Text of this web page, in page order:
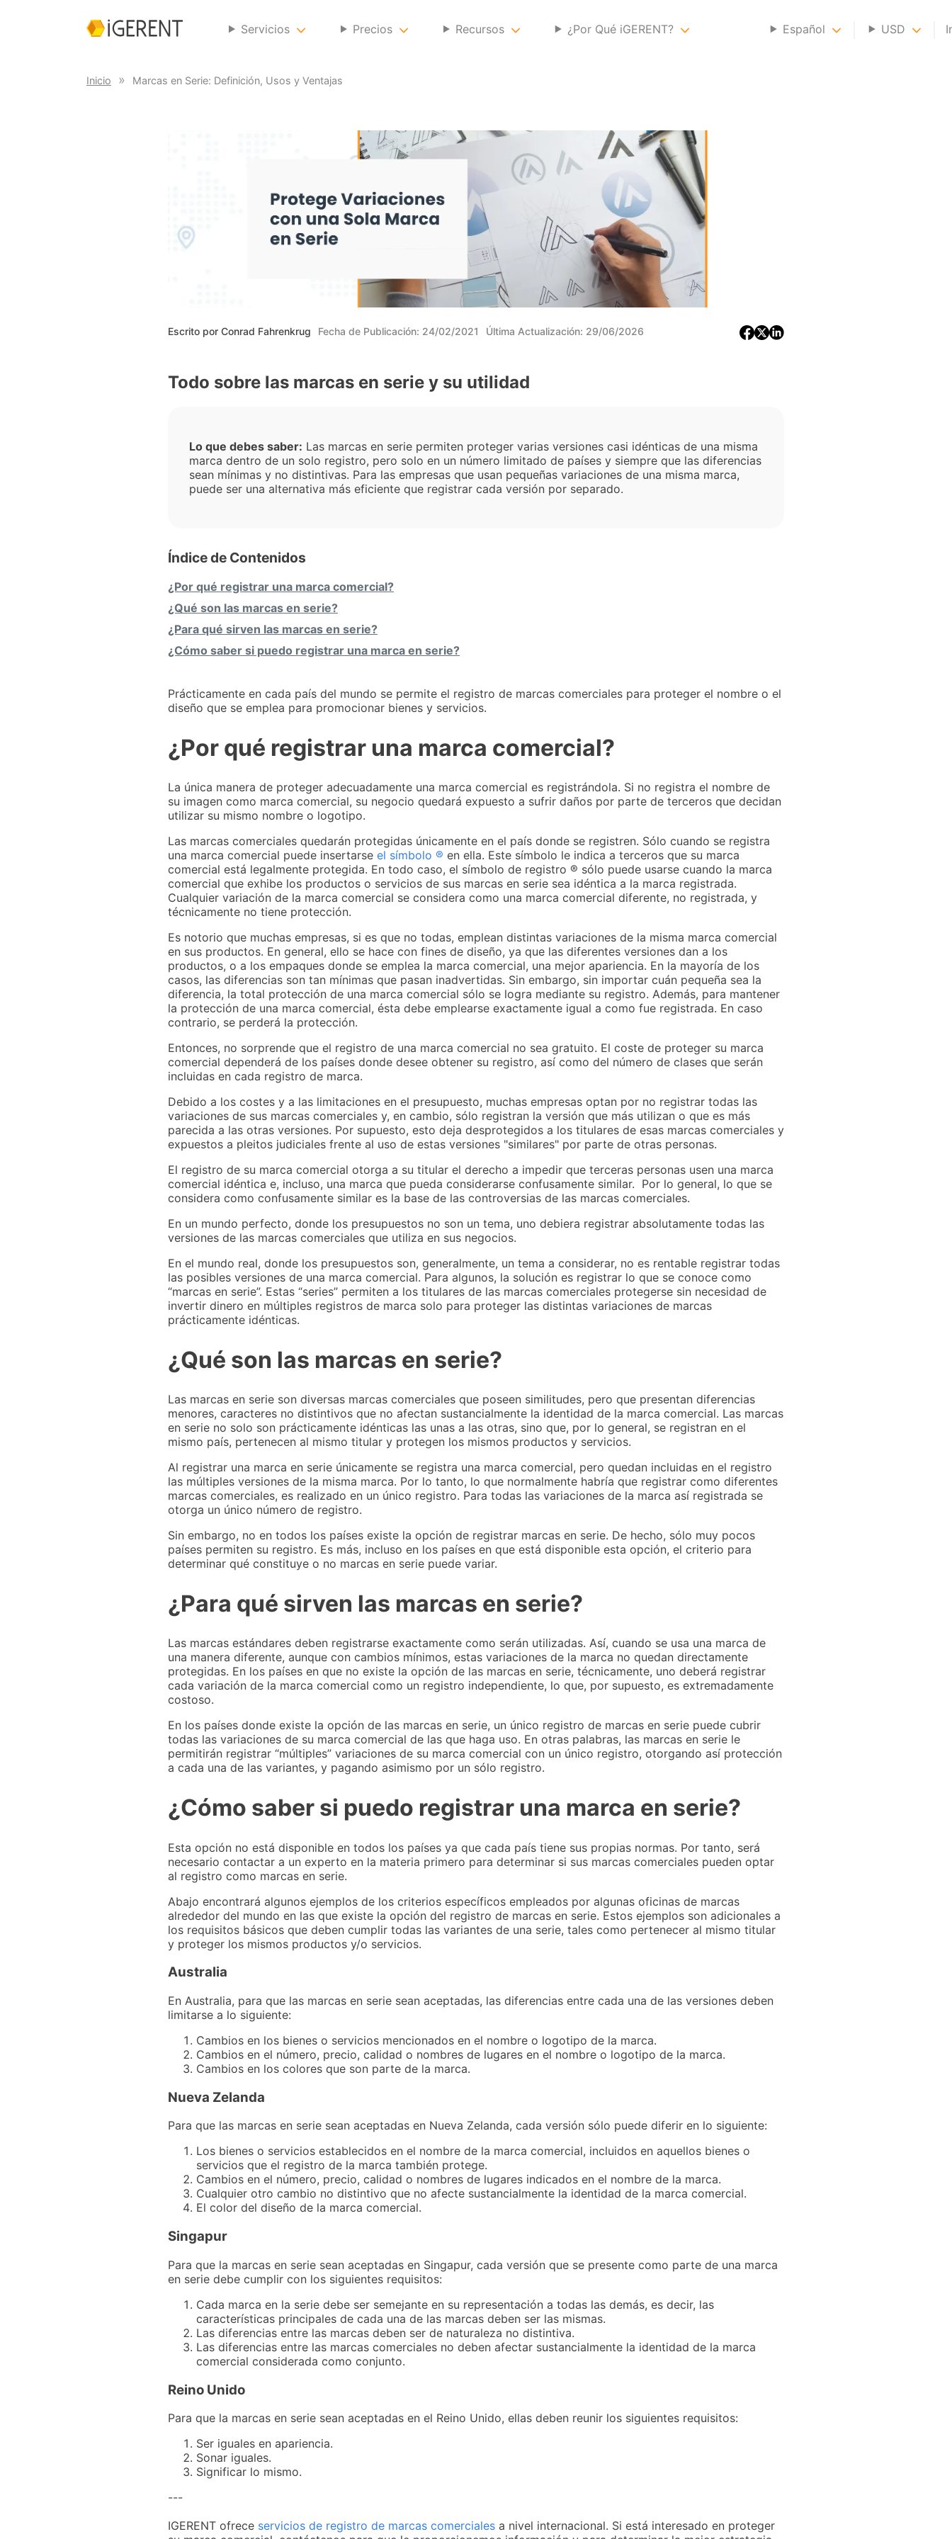
Servicios Precios Recursos ¿Por Qué iGERENT? Español USD
Inicio Marcas en Serie: Definición, Usos y Ventajas
Escrito por Conrad Fahrenkrug Fecha de Publicación: 24/02/2021 Última Actualización: 29/06/2026
Todo sobre las marcas en serie y su utilidad
Lo que debes saber: Las marcas en serie permiten proteger varias versiones casi idénticas de una misma
marca dentro de un solo registro, pero solo en un número limitado de países y siempre que las diferencias
sean mínimas y no distintivas. Para las empresas que usan pequeñas variaciones de una misma marca,
puede ser una alternativa más eficiente que registrar cada versión por separado.
Índice de Contenidos
¿Por qué registrar una marca comercial?
¿Qué son las marcas en serie?
¿Para qué sirven las marcas en serie?
¿Cómo saber si puedo registrar una marca en serie?
Prácticamente en cada país del mundo se permite el registro de marcas comerciales para proteger el nombre o el
diseño que se emplea para promocionar bienes y servicios.
¿Por qué registrar una marca comercial?
La única manera de proteger adecuadamente una marca comercial es registrándola. Si no registra el nombre de
su imagen como marca comercial, su negocio quedará expuesto a sufrir daños por parte de terceros que decidan
utilizar su mismo nombre o logotipo.
Las marcas comerciales quedarán protegidas únicamente en el país donde se registren. Sólo cuando se registra
una marca comercial puede insertarse el símbolo ® en ella. Este símbolo le indica a terceros que su marca
comercial está legalmente protegida. En todo caso, el símbolo de registro ® sólo puede usarse cuando la marca
comercial que exhibe los productos o servicios de sus marcas en serie sea idéntica a la marca registrada.
Cualquier variación de la marca comercial se considera como una marca comercial diferente, no registrada, y
técnicamente no tiene protección.
Es notorio que muchas empresas, si es que no todas, emplean distintas variaciones de la misma marca comercial
en sus productos. En general, ello se hace con fines de diseño, ya que las diferentes versiones dan a los
productos, o a los empaques donde se emplea la marca comercial, una mejor apariencia. En la mayoría de los
casos, las diferencias son tan mínimas que pasan inadvertidas. Sin embargo, sin importar cuán pequeña sea la
diferencia, la total protección de una marca comercial sólo se logra mediante su registro. Además, para mantener
la protección de una marca comercial, ésta debe emplearse exactamente igual a como fue registrada. En caso
contrario, se perderá la protección.
Entonces, no sorprende que el registro de una marca comercial no sea gratuito. El coste de proteger su marca
comercial dependerá de los países donde desee obtener su registro, así como del número de clases que serán
incluidas en cada registro de marca.
Debido a los costes y a las limitaciones en el presupuesto, muchas empresas optan por no registrar todas las
variaciones de sus marcas comerciales y, en cambio, sólo registran la versión que más utilizan o que es más
parecida a las otras versiones. Por supuesto, esto deja desprotegidos a los titulares de esas marcas comerciales y
expuestos a pleitos judiciales frente al uso de estas versiones "similares" por parte de otras personas.
El registro de su marca comercial otorga a su titular el derecho a impedir que terceras personas usen una marca
comercial idéntica e, incluso, una marca que pueda considerarse confusamente similar. Por lo general, lo que se
considera como confusamente similar es la base de las controversias de las marcas comerciales.
En un mundo perfecto, donde los presupuestos no son un tema, uno debiera registrar absolutamente todas las
versiones de las marcas comerciales que utiliza en sus negocios.
En el mundo real, donde los presupuestos son, generalmente, un tema a considerar, no es rentable registrar todas
las posibles versiones de una marca comercial. Para algunos, la solución es registrar lo que se conoce como
“marcas en serie”. Estas “series” permiten a los titulares de las marcas comerciales protegerse sin necesidad de
invertir dinero en múltiples registros de marca solo para proteger las distintas variaciones de marcas
prácticamente idénticas.
¿Qué son las marcas en serie?
Las marcas en serie son diversas marcas comerciales que poseen similitudes, pero que presentan diferencias
menores, caracteres no distintivos que no afectan sustancialmente la identidad de la marca comercial. Las marcas
en serie no solo son prácticamente idénticas las unas a las otras, sino que, por lo general, se registran en el
mismo país, pertenecen al mismo titular y protegen los mismos productos y servicios.
Al registrar una marca en serie únicamente se registra una marca comercial, pero quedan incluidas en el registro
las múltiples versiones de la misma marca. Por lo tanto, lo que normalmente habría que registrar como diferentes
marcas comerciales, es realizado en un único registro. Para todas las variaciones de la marca así registrada se
otorga un único número de registro.
Sin embargo, no en todos los países existe la opción de registrar marcas en serie. De hecho, sólo muy pocos
países permiten su registro. Es más, incluso en los países en que está disponible esta opción, el criterio para
determinar qué constituye o no marcas en serie puede variar.
¿Para qué sirven las marcas en serie?
Las marcas estándares deben registrarse exactamente como serán utilizadas. Así, cuando se usa una marca de
una manera diferente, aunque con cambios mínimos, estas variaciones de la marca no quedan directamente
protegidas. En los países en que no existe la opción de las marcas en serie, técnicamente, uno deberá registrar
cada variación de la marca comercial como un registro independiente, lo que, por supuesto, es extremadamente
costoso.
En los países donde existe la opción de las marcas en serie, un único registro de marcas en serie puede cubrir
todas las variaciones de su marca comercial de las que haga uso. En otras palabras, las marcas en serie le
permitirán registrar “múltiples” variaciones de su marca comercial con un único registro, otorgando así protección
a cada una de las variantes, y pagando asimismo por un sólo registro.
¿Cómo saber si puedo registrar una marca en serie?
Esta opción no está disponible en todos los países ya que cada país tiene sus propias normas. Por tanto, será
necesario contactar a un experto en la materia primero para determinar si sus marcas comerciales pueden optar
al registro como marcas en serie.
Abajo encontrará algunos ejemplos de los criterios específicos empleados por algunas oficinas de marcas
alrededor del mundo en las que existe la opción del registro de marcas en serie. Estos ejemplos son adicionales a
los requisitos básicos que deben cumplir todas las variantes de una serie, tales como pertenecer al mismo titular
y proteger los mismos productos y/o servicios.
Australia
En Australia, para que las marcas en serie sean aceptadas, las diferencias entre cada una de las versiones deben
limitarse a lo siguiente:
Cambios en los bienes o servicios mencionados en el nombre o logotipo de la marca.
Cambios en el número, precio, calidad o nombres de lugares en el nombre o logotipo de la marca.
Cambios en los colores que son parte de la marca.
Nueva Zelanda
Para que las marcas en serie sean aceptadas en Nueva Zelanda, cada versión sólo puede diferir en lo siguiente:
Los bienes o servicios establecidos en el nombre de la marca comercial, incluidos en aquellos bienes o
servicios que el registro de la marca también protege.
Cambios en el número, precio, calidad o nombres de lugares indicados en el nombre de la marca.
Cualquier otro cambio no distintivo que no afecte sustancialmente la identidad de la marca comercial.
El color del diseño de la marca comercial.
Singapur
Para que la marcas en serie sean aceptadas en Singapur, cada versión que se presente como parte de una marca
en serie debe cumplir con los siguientes requisitos:
Cada marca en la serie debe ser semejante en su representación a todas las demás, es decir, las
características principales de cada una de las marcas deben ser las mismas.
Las diferencias entre las marcas deben ser de naturaleza no distintiva.
Las diferencias entre las marcas comerciales no deben afectar sustancialmente la identidad de la marca
comercial considerada como conjunto.
Reino Unido
Para que la marcas en serie sean aceptadas en el Reino Unido, ellas deben reunir los siguientes requisitos:
Ser iguales en apariencia.
Sonar iguales.
Significar lo mismo.
---
IGERENT ofrece servicios de registro de marcas comerciales a nivel internacional. Si está interesado en proteger